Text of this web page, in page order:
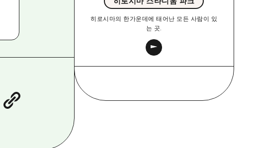
히로시마의 한가운데에 태어난 모든 사람이 있
는 곳.